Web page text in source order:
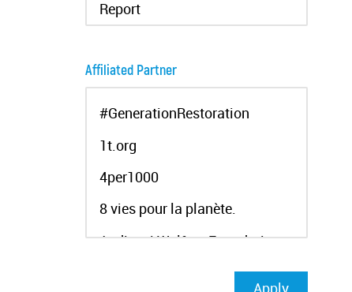
Affiliated Partner